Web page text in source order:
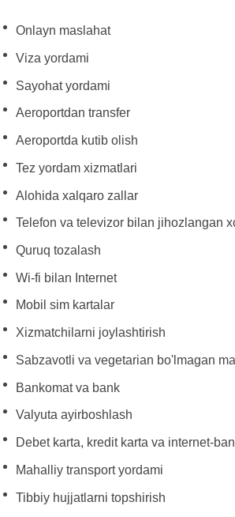
Onlayn maslahat
Viza yordami
Sayohat yordami
Aeroportdan transfer
Aeroportda kutib olish
Tez yordam xizmatlari
Alohida xalqaro zallar
Telefon va televizor bilan jihozlangan
Quruq tozalash
Wi-fi bilan Internet
Mobil sim kartalar
Xizmatchilarni joylashtirish
Sabzavotli va vegetarian bo'lmagan
Bankomat va bank
Valyuta ayirboshlash
Debet karta, kredit karta va internet-
Mahalliy transport yordami
Tibbiy hujjatlarni topshirish